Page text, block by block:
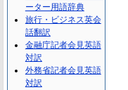
ーター用語辞典
旅行・ビジネス英会
話翻訳
金融庁記者会見英語
対訳
外務省記者会見英語
対訳